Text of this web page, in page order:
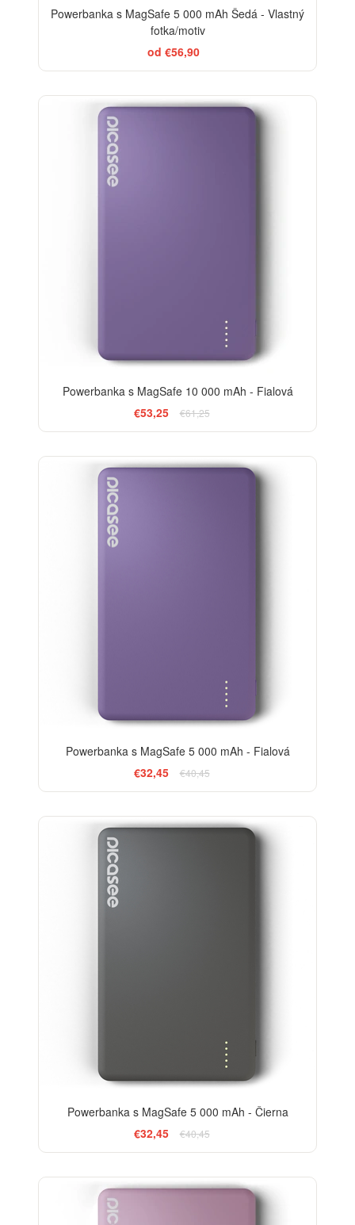
Powerbanka s MagSafe 5 000 mAh Šedá - Vlastný
fotka/motiv
od €56,90
Powerbanka s MagSafe 10 000 mAh - Fialová
€53,25
€61,25
Powerbanka s MagSafe 5 000 mAh - Fialová
€32,45
€40,45
Powerbanka s MagSafe 5 000 mAh - Čierna
€32,45
€40,45